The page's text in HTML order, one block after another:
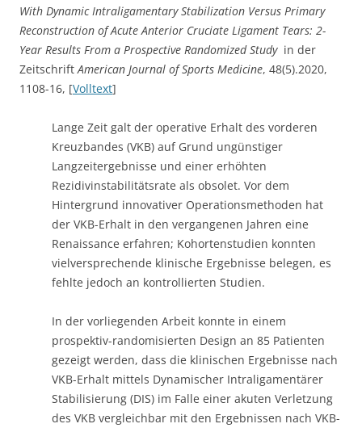
With Dynamic Intraligamentary Stabilization Versus Primary
Reconstruction of Acute Anterior Cruciate Ligament Tears: 2-
Year Results From a Prospective Randomized Study in der
ZeitschriftAmerican Journal of Sports Medicine, 48(5).2020,
1108-16, [Volltext]
Lange Zeit galt der operative Erhalt des vorderen
Kreuzbandes (VKB) auf Grund ungünstiger
Langzeitergebnisse und einer erhöhten
Rezidivinstabilitätsrate als obsolet. Vor dem
Hintergrund innovativer Operationsmethoden hat
der VKB-Erhalt in den vergangenen Jahren eine
Renaissance erfahren; Kohortenstudien konnten
vielversprechende klinische Ergebnisse belegen, es
fehlte jedoch an kontrollierten Studien.
In der vorliegenden Arbeit konnte in einem
prospektiv-randomisierten Design an 85 Patienten
gezeigt werden, dass die klinischen Ergebnisse nach
VKB-Erhalt mittels Dynamischer Intraligamentärer
Stabilisierung (DIS) im Falle einer akuten Verletzung
des VKB vergleichbar mit den Ergebnissen nach VKB-